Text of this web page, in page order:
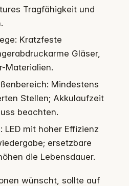
Tragfähigkeit und
Kratzfeste
Gläser,
Materialien.
Mindestens
Stellen; Akkulaufzeit
beachten.
LED mit hoher Effizienz
ersetzbare
die Lebensdauer.
wünscht, sollte auf